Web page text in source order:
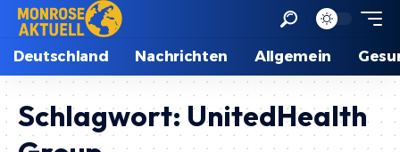
Deutschland Nachrichten Allgemein
Schlagwort: UnitedHealth